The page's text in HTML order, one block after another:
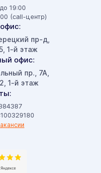
19:00
(call-центр)
пр-д,
1-й этаж
офис:
пр., 7А,
1-й этаж